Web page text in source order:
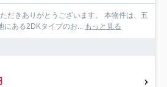
りがとうございます。 本物件は、五
にある2DKタイプのお... もっと見る